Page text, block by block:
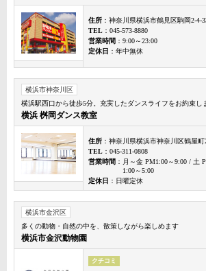
住所 ：神奈川県横浜市鶴見区駒岡2-4-
TEL ：045-573-8880
営業時間 ：9:00～23:00
定休日 ：年中無休
横浜市神奈川区
横浜駅西口から徒歩5分。充実したダンスライフをお約束し
横浜 桝岡ダンス教室
住所 ：神奈川県横浜市神奈川区鶴屋
TEL ：045-311-0808
営業時間 ：月～金 PM1:00～9:00 / 土
1:00～5:00
定休日 ：日曜定休
横浜市金沢区
多くの動物・自然の中を、散策しながら楽しめます
横浜市金沢動物園
クチコミ